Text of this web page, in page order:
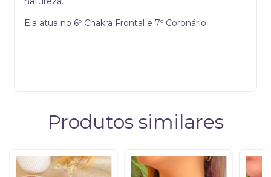
Ela atua no 6º Chakra Frontal e 7º Coronário.
Produtos similares